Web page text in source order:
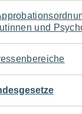
und